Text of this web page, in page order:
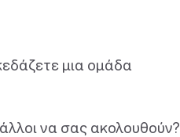
μια ομάδα
να σας ακολουθούν?